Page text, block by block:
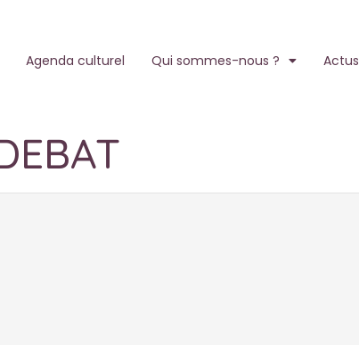
Agenda culturel Qui sommes-nous ? Actus